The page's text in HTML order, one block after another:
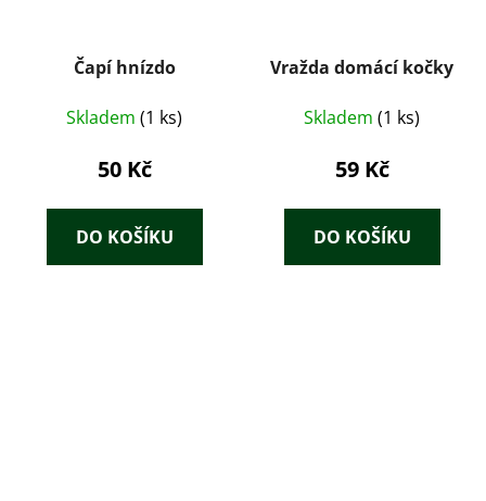
Čapí hnízdo
Skladem (1 ks)
50 Kč
DO KOŠÍKU
Vražda domácí kočky
Skladem (1 ks)
59 Kč
DO KOŠÍKU